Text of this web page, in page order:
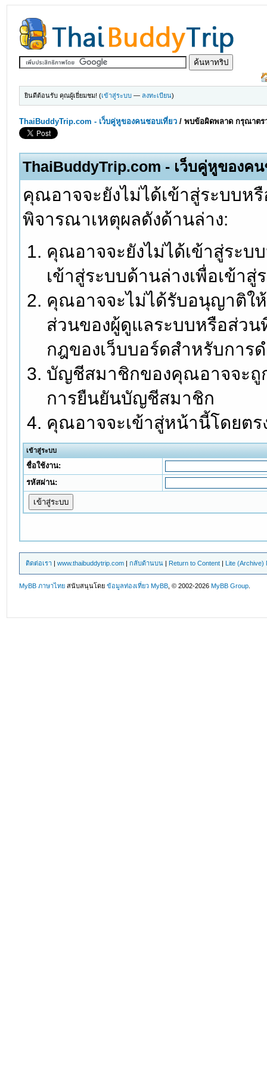
ยินดีต้อนรับ คุณผู้เยี่ยมชม! (เข้าสู่ระบบ — ลงทะเบียน)
ThaiBuddyTrip.com - เว็บคู่หูของคนชอบเที่ยว /พบข้อผิดพลาด กรุณาตร
ThaiBuddyTrip.com - เว็บคู่หูของค
คุณอาจจะยังไม่ได้เข้าสู่ระบบ
พิจารณาเหตุผลดังด้านล่าง:
คุณอาจจะยังไม่ได้เข้าสู่ระบ
เข้าสู่ระบบด้านล่างเพื่อเข้า
คุณอาจจะไม่ได้รับอนุญาติใ
ส่วนของผู้ดูแลระบบหรือส่ว
กฎของเว็บบอร์ดสำหรับการ
บัญชีสมาชิกของคุณอาจจะถู
การยืนยันบัญชีสมาชิก
คุณอาจจะเข้าสู่หน้านี้โดยต
เข้าสู่ระบบ
ชื่อใช้งาน:
รหัสผ่าน:
ติดต่อเรา |www.thaibuddytrip.com |กลับด้านบน | Return to Content | Lite (Archive)
MyBB ภาษาไทย สนับสนุนโดยข้อมูลท่องเที่ยว MyBB , © 2002-2026MyBB Group